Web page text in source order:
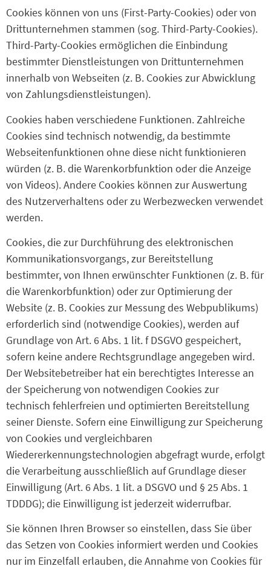
Cookies können von uns (First-Party-Cookies) oder von
Drittunternehmen stammen (sog. Third-Party-Cookies).
Third-Party-Cookies ermöglichen die Einbindung
bestimmter Dienstleistungen von Drittunternehmen
innerhalb von Webseiten (z. B. Cookies zur Abwicklung
von Zahlungsdienstleistungen).
Cookies haben verschiedene Funktionen. Zahlreiche
Cookies sind technisch notwendig, da bestimmte
Webseitenfunktionen ohne diese nicht funktionieren
würden (z. B. die Warenkorbfunktion oder die Anzeige
von Videos). Andere Cookies können zur Auswertung
des Nutzerverhaltens oder zu Werbezwecken verwendet
werden.
Cookies, die zur Durchführung des elektronischen
Kommunikationsvorgangs, zur Bereitstellung
bestimmter, von Ihnen erwünschter Funktionen (z. B. für
die Warenkorbfunktion) oder zur Optimierung der
Website (z. B. Cookies zur Messung des Webpublikums)
erforderlich sind (notwendige Cookies), werden auf
Grundlage von Art. 6 Abs. 1 lit. f DSGVO gespeichert,
sofern keine andere Rechtsgrundlage angegeben wird.
Der Websitebetreiber hat ein berechtigtes Interesse an
der Speicherung von notwendigen Cookies zur
technisch fehlerfreien und optimierten Bereitstellung
seiner Dienste. Sofern eine Einwilligung zur Speicherung
von Cookies und vergleichbaren
Wiedererkennungstechnologien abgefragt wurde, erfolgt
die Verarbeitung ausschließlich auf Grundlage dieser
Einwilligung (Art. 6 Abs. 1 lit. a DSGVO und § 25 Abs. 1
TDDDG); die Einwilligung ist jederzeit widerrufbar.
Sie können Ihren Browser so einstellen, dass Sie über
das Setzen von Cookies informiert werden und Cookies
nur im Einzelfall erlauben, die Annahme von Cookies für